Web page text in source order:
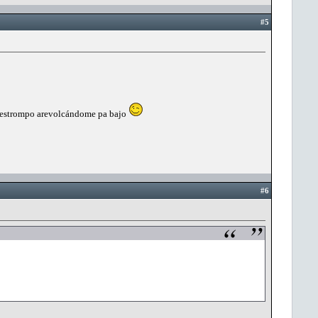
#5
arevolcándome pa bajo
#6